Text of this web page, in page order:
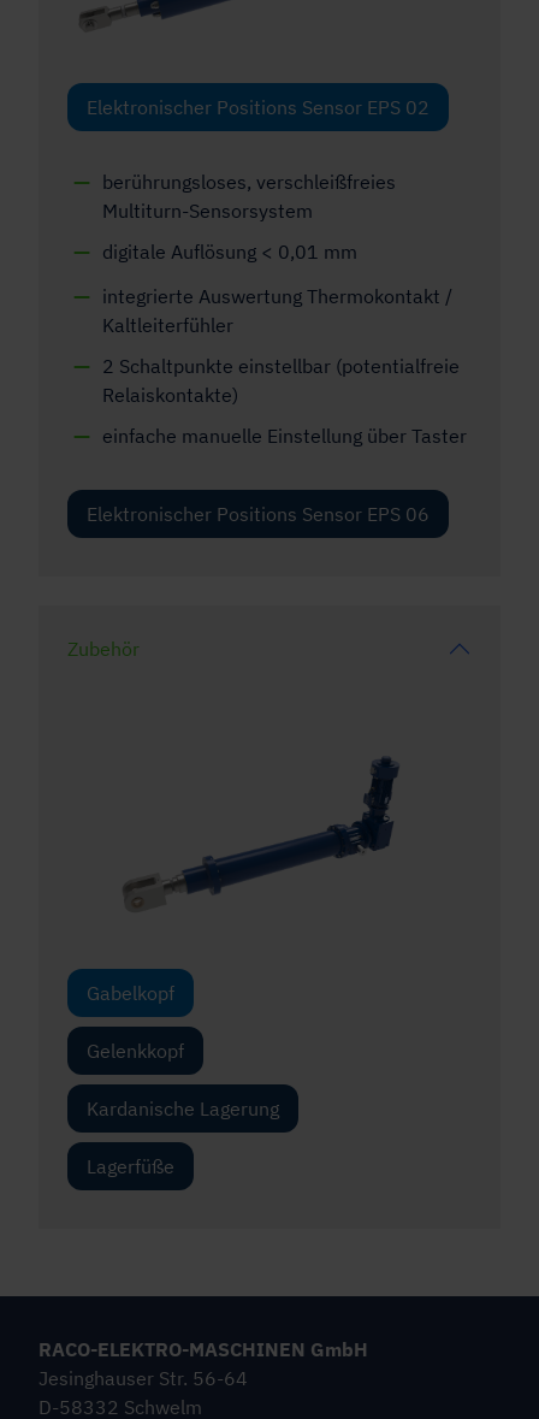
Elektronischer Positions Sensor EPS 02
berührungsloses, verschleißfreies
Multiturn-Sensorsystem
digitale Auflösung < 0,01 mm
integrierte Auswertung Thermokontakt /
Kaltleiterfühler
2 Schaltpunkte einstellbar (potentialfreie
Relaiskontakte)
einfache manuelle Einstellung über Taster
Elektronischer Positions Sensor EPS 06
Zubehör
Gabelkopf
Gelenkkopf
Kardanische Lagerung
Lagerfüße
RACO-ELEKTRO-MASCHINEN GmbH
Jesinghauser Str. 56-64
D-58332 Schwelm